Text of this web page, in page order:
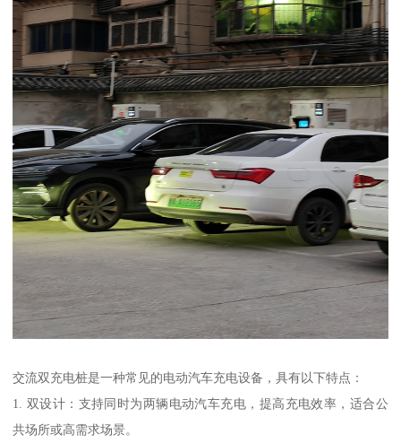
交流双充电桩是一种常见的电动汽车充电设备，具有以下特点：
1. 双设计：支持同时为两辆电动汽车充电，提高充电效率，适合公
共场所或高需求场景。